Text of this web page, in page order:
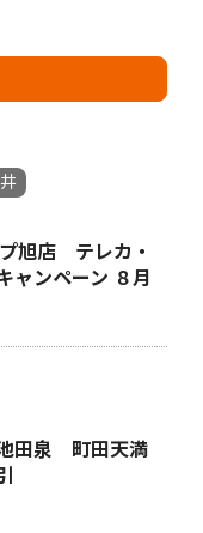
旭店 テレカ・
ンペーン ８月
田泉 町田天満